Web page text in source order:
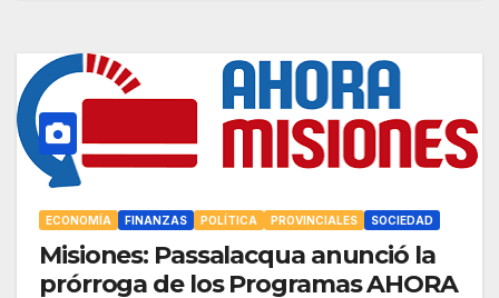
ECONOMÍA FINANZAS POLÍTICA PROVINCIALES SOCIEDAD
Misiones: Passalacqua anunció la
prórroga de los Programas AHORA